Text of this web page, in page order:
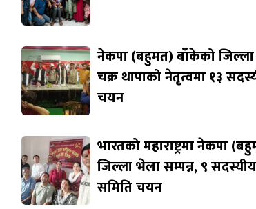
नेकपा (बहुमत) बाँकेको जिल्ला
चक्र थापाको नेतृत्वमा १३
चयन
भारतको महाराष्ट्रमा नेकपा
जिल्ला भेला सम्पन्न, ९
समिति चयन